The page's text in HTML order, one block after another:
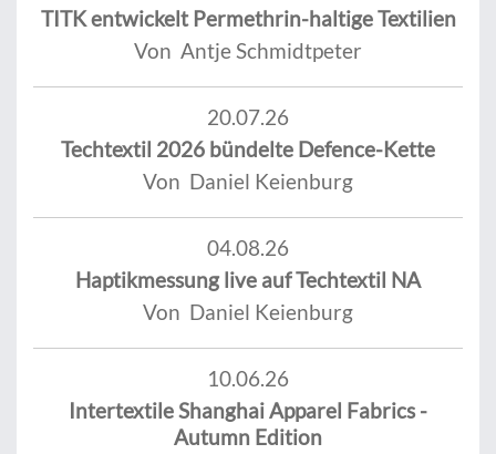
TITK entwickelt Permethrin-haltige Textilien
Von Antje Schmidtpeter
20.07.26
Techtextil 2026 bündelte Defence-Kette
Von Daniel Keienburg
04.08.26
Haptikmessung live auf Techtextil NA
Von Daniel Keienburg
10.06.26
Intertextile Shanghai Apparel Fabrics -
Autumn Edition